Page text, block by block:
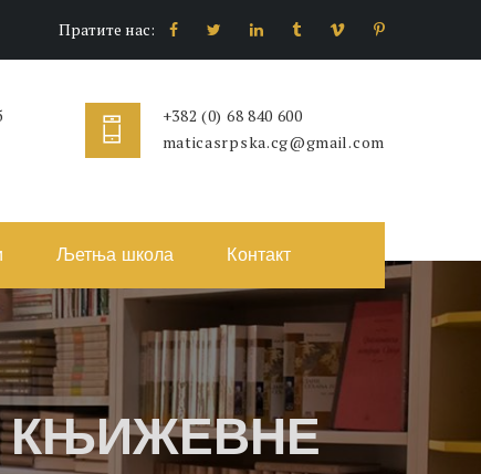
Пратите нас:
+382 (0) 68 840 600
maticasrpska.cg@gmail.com
Љетња школа Контакт